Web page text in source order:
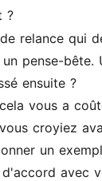
?
relance qui
pense-
ensuite ?
vous a
croyiez
un
avec